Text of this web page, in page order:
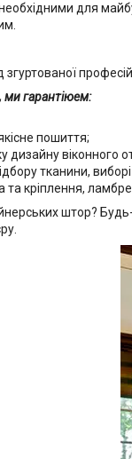
для
гарантіюем:
пошиття;
дизайну віконного
тканини, виборі
кріплення,
штор?